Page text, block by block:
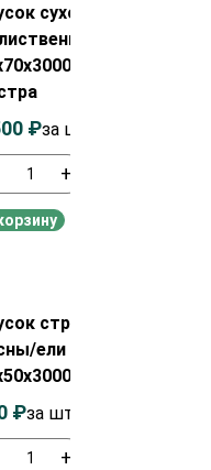
сухой строганный
мм сорт
+
₽за шт.
строганный из
ели сухой
мм сорт AB
+
₽за шт.